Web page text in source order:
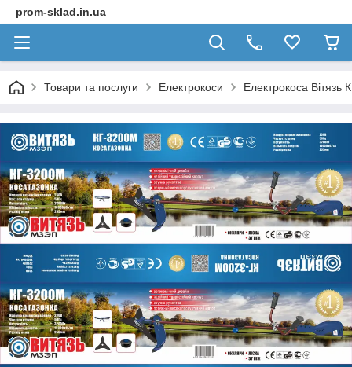
prom-sklad.in.ua
Товари та послуги Електрокоси Електрокоса Вітязь